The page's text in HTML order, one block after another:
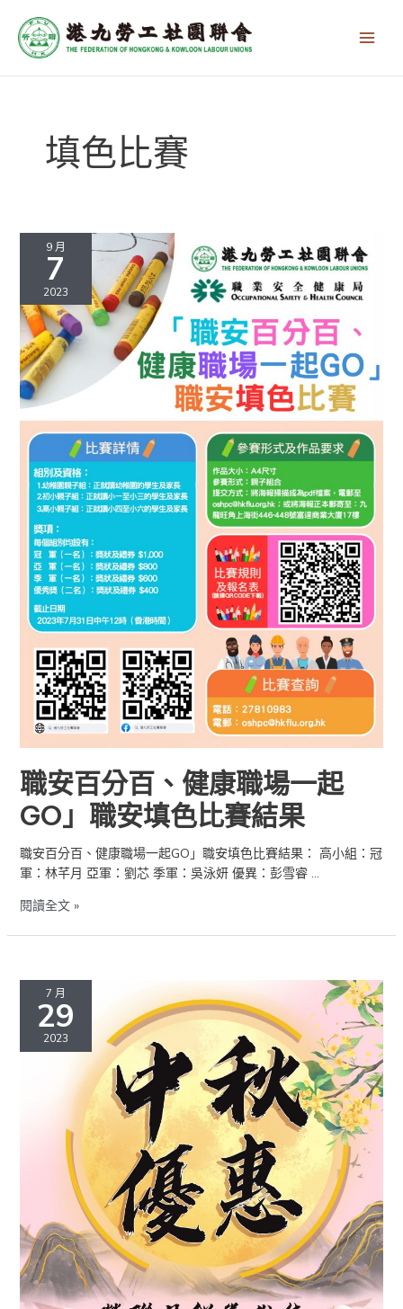
填色比賽
9 月
7
2023
職安百分百、健康職場一起
GO」職安填色比賽結果
職安百分百、健康職場一起GO」職安填色比賽結果： 高小組：冠
軍：林芊月 亞軍：劉芯 季軍：吳泳妍 優異：彭雪睿 …
百、
健
康
職
場
一
起
GO」
職
安
閱讀全文 »
7 月
29
2023